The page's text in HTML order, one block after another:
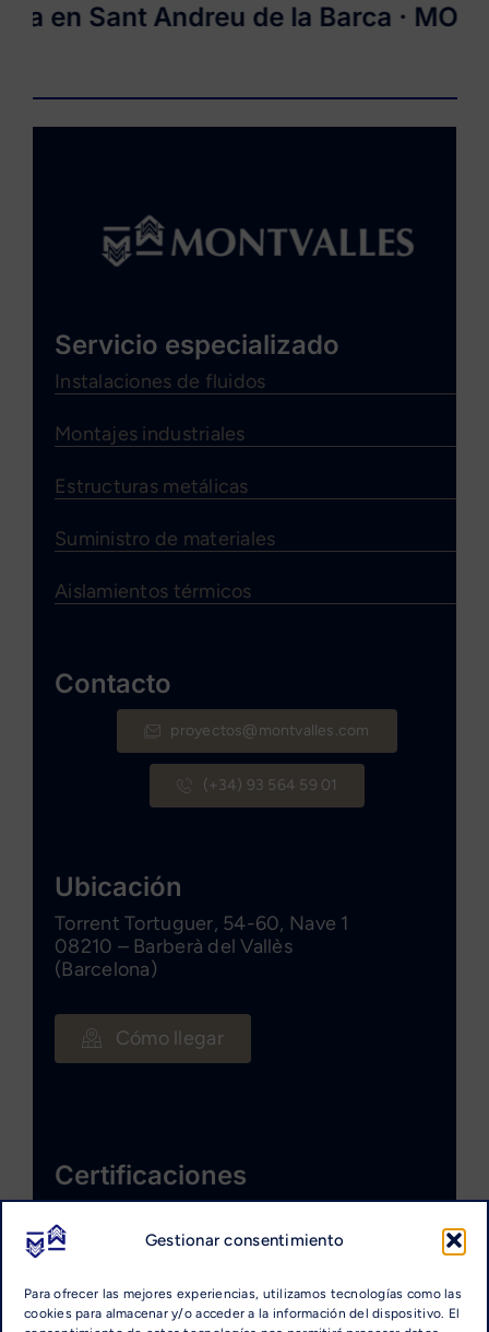
Gestionar consentimiento
Para ofrecer las mejores experiencias, utilizamos tecnologías como las
cookies para almacenar y/o acceder a la información del dispositivo. El
Sant Andreu de la Barca ·
Servicio especializado
Instalaciones de fluidos
Montajes industriales
Estructuras metálicas
Suministro de materiales
Aislamientos térmicos
Contacto
proyectos@montvalles.com
(+34) 93 564 59 01
Ubicación
Torrent Tortuguer, 54-60, Nave 1
08210 – Barberà del Vallès
(Barcelona)
Cómo llegar
Certificaciones